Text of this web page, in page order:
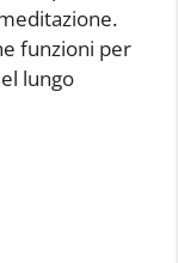
funzioni per
lungo